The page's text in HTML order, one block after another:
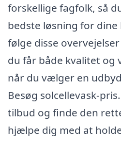
forskellige fagfolk, så
bedste løsning for dine
følge disse
du får både kvalitet og
når du vælger en
Besøg solcellevask-
tilbud og finde den
hjælpe dig med at